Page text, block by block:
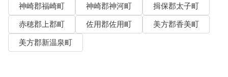
神崎郡福崎町
神崎郡神河町
揖保郡太子町
赤穂郡上郡町
佐用郡佐用町
美方郡香美町
美方郡新温泉町